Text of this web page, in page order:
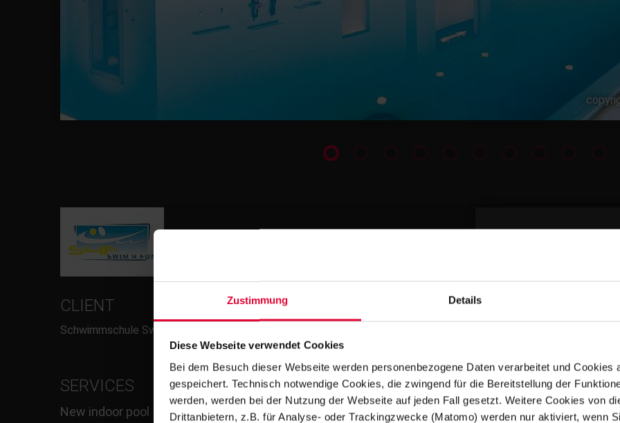
Zustimmung Details
Diese Webseite verwendet Cookies
Bei dem Besuch dieser Webseite werden personenbezogene Daten verarbeitet und Cookies
gespeichert. Technisch notwendige Cookies, die zwingend für die Bereitstellung der
werden, werden bei der Nutzung der Webseite auf jeden Fall gesetzt. Weitere Cookies von
Drittanbietern, z.B. für Analyse- oder Trackingzwecke (Matomo) werden nur aktiviert, wenn
CLIENT
Schwimmschule Swim 4 Fun GmbH
SERVICES
New indoor pool